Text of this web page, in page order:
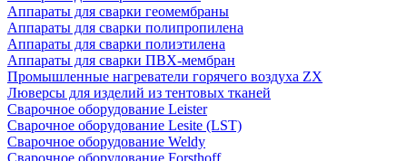
Аппараты для сварки геомембраны
Аппараты для сварки полипропилена
Аппараты для сварки полиэтилена
Аппараты для сварки ПВХ-мембран
Промышленные нагреватели горячего воздуха ZX
Люверсы для изделий из тентовых тканей
Сварочное оборудование Leister
Сварочное оборудование Lesite (LST)
Сварочное оборудование Weldy
Сварочное оборудование Forsthoff